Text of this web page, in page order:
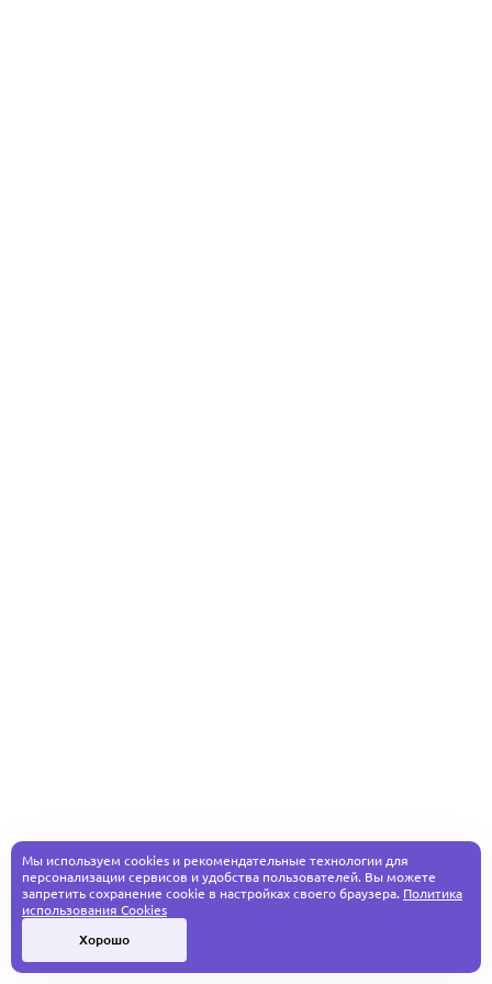
Мы используем cookies и рекомендательные технологии для
персонализации сервисов и удобства пользователей. Вы можете
запретить сохранение cookie в настройках своего браузера. Политика
использования Cookies
Хорошо